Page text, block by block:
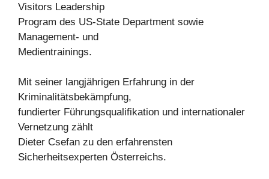
Visitors Leadership
Program des US-State Department sowie
Management- und
Medientrainings.
Mit seiner langjährigen Erfahrung in der
Kriminalitätsbekämpfung,
fundierter Führungsqualifikation und internationaler
Vernetzung zählt
Dieter Csefan zu den erfahrensten
Sicherheitsexperten Österreichs.